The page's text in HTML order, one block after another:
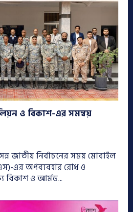
ও বিকাশ-এর সমন্বয়
জাতীয় নির্বাচনের সময় মোবাইল
এর অপব্যবহার রোধ ও
বিকাশ ও আর্মড...